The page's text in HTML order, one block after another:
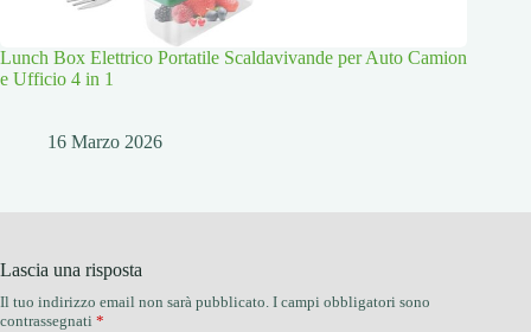
Lunch Box Elettrico Portatile Scaldavivande per Auto Camion
e Ufficio 4 in 1
16 Marzo 2026
Lascia una risposta
Il tuo indirizzo email non sarà pubblicato. I campi obbligatori sono
contrassegnati *